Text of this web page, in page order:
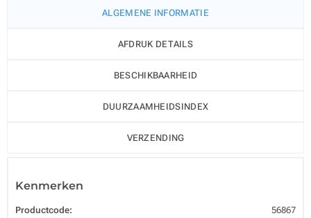
ALGEMENE INFORMATIE
AFDRUK DETAILS
BESCHIKBAARHEID
DUURZAAMHEIDSINDEX
VERZENDING
Kenmerken
Productcode: 56867